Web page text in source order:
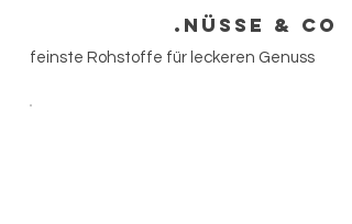
Nüsse & Co.
feinste Rohstoffe für leckeren Genuss